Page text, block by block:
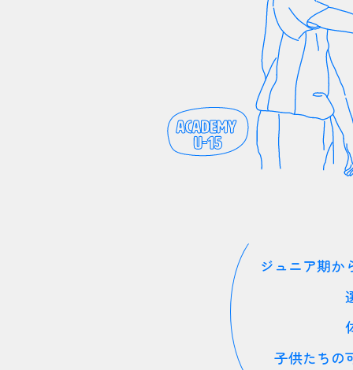
ジュニア期か
子供たちの